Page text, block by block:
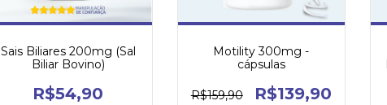
Sais Biliares 200mg (Sal
Biliar Bovino)
R$54,90
Motility 300mg -
cápsulas
R$159,90 R$139,90